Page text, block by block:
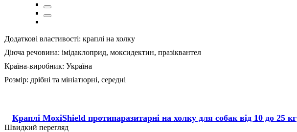
Додаткові властивості: краплі на холку
Діюча речовина: імідаклоприд, моксидектин, празіквантел
Країна-виробник: Україна
Розмір: дрібні та мініатюрні, середні
Краплі MoxiShield протипаразитарні на холку для собак від 10 до 25 кг
Швидкий перегляд